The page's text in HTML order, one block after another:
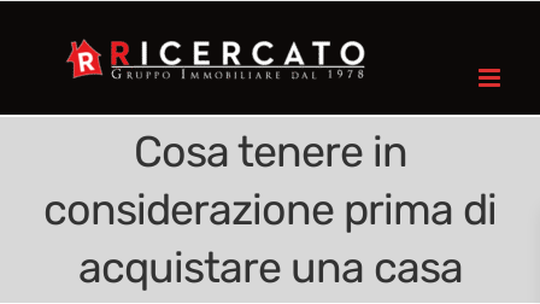
Cosa tenere in
considerazione prima di
acquistare una casa